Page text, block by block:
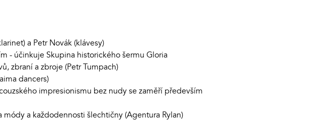
a Petr Novák (klávesy)
- účinkuje Skupina historického šermu Gloria
zbraní a zbroje (Petr Tumpach)
dancers)
impresionismu bez nudy se zaměří především
a každodennosti šlechtičny (Agentura Rylan)